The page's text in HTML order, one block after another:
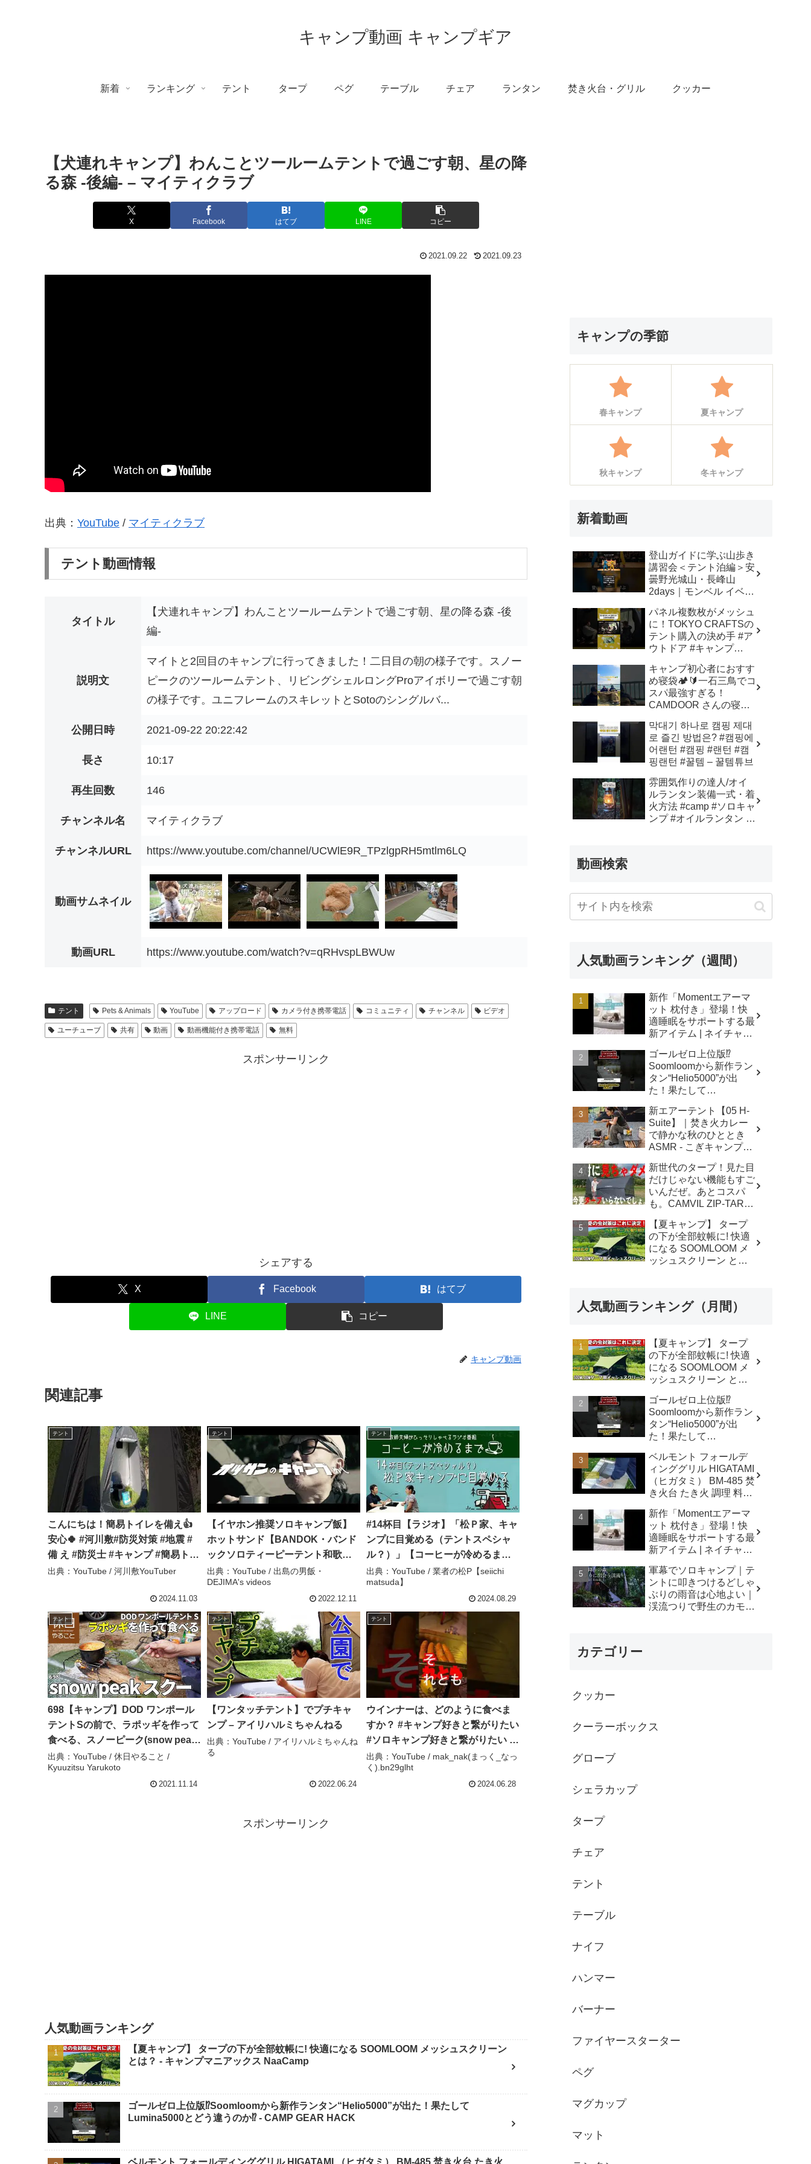
キャンプ動画 キャンプギア
新着 ランキング テント タープ ペグ テーブル チェア ランタン 焚き火台・グリル クッカー
【犬連れキャンプ】わんことツールームテントで過ごす朝、星の降
る森 -後編- – マイティクラブ
X Facebook はてブ LINE コピー
2021.09.22 2021.09.23
出典： YouTube / マイティクラブ
テント動画情報
タイトル
【犬連れキャンプ】わんことツールームテントで過ごす朝、星の降る森 -後
編-
説明文
マイトと2回目のキャンプに行ってきました！二日目の朝の様子です。スノー
ピークのツールームテント、リビングシェルロングProアイボリーで過ごす朝
の様子です。ユニフレームのスキレットとSotoのシングルバ...
公開日時 2021-09-22 20:22:42
長さ 10:17
再生回数 146
チャンネル名 マイティクラブ
チャンネルURL https://www.youtube.com/channel/UCWlE9R_TPzlgpRH5mtlm6LQ
動画サムネイル
動画URL https://www.youtube.com/watch?v=qRHvspLBWUw
テント Pets & Animals YouTube アップロード カメラ付き携帯電話 コミュニティ チャンネル ビデオ
ユーチューブ 共有 動画 動画機能付き携帯電話 無料
スポンサーリンク
シェアする
X Facebook はてブ
LINE コピー
キャンプ動画
関連記事
テント
こんにちは！簡易トイレを備え👍
安心🍀 #河川敷#防災対策 #地震 #
備 え #防災士 #キャンプ #簡易トイ
レ #仮設テント #非常用トイレ50回
出典：YouTube / 河川敷YouTuber
2024.11.03
テント
【イヤホン推奨ソロキャンプ飯】
ホットサンド【BANDOK・バンド
ックソロティーピーテント和歌
山】 – 出島の男飯・DEJIMA’s
videos
出典：YouTube / 出島の男飯・
DEJIMA's videos
2022.12.11
テント
#14杯目【ラジオ】「松Ｐ家、キャ
ンプに目覚める（テントスペシャ
ル？）」【コーヒーが冷めるま
で】 – 業者の松P【seiichi
matsuda】
出典：YouTube / 業者の松P【seiichi
matsuda】
2024.08.29
テント
698【キャンプ】DOD ワンポール
テントSの前で、ラポッギを作って
食べる、スノーピーク(snow peak)
スクーを使う – 休日やること /
Kyuuzitsu Yarukoto
出典：YouTube / 休日やること /
Kyuuzitsu Yarukoto
2021.11.14
テント
【ワンタッチテント】でプチキャ
ンプ – アイリハルミちゃんねる
出典：YouTube / アイリハルミちゃんね
る
2022.06.24
テント
ウインナーは、どのように食べま
すか？ #キャンプ好きと繋がりたい
#ソロキャンプ好きと繋がりたい #
ウインナー #キャンプあるある #焼
く #茹でる #蒸す #shorts #short –
出典：YouTube / mak_nak(まっく_なっ
く).bn29glht
2024.06.28
スポンサーリンク
人気動画ランキング
【夏キャンプ】 タープの下が全部蚊帳に! 快適になる SOOMLOOM メッシュスクリーン
とは？ - キャンプマニアックス NaaCamp
ゴールゼロ上位版⁉️Soomloomから新作ランタン“Helio5000”が出た！果たして
Lumina5000とどう違うのか⁉️ - CAMP GEAR HACK
キャンプの季節
春キャンプ 夏キャンプ
秋キャンプ 冬キャンプ
新着動画
登山ガイドに学ぶ山歩き
講習会＜テント泊編＞安
曇野光城山・長峰山
2days｜モンベル イベン
mont・bell イベント / ド
ライテック・GORE-
TEX クリーニング 武蔵
坊⭐︎山洗
パネル複数枚がメッシュ
に！TOKYO CRAFTSの
テント購入の決め手 #ア
ウトドア #キャンプ
ねる – タナちゃんねる
キャンプ初心者におすす
め寝袋🏕️🔰一石三鳥でコ
スパ最強すぎる！
CAMDOOR さんの寝袋
してね✔️#キャンプ #キ
ャンプ初心者 #寝袋 #キ
ャンプギア – おはる・ア
ウトドアな島暮らし女
막대기 하나로 캠핑 제대
로 즐긴 방법은? #캠핑에
어랜턴 #캠핑 #랜턴 #캠
핑랜턴 #꿀템 – 꿀템튜브
雰囲気作りの達人/オイ
ルランタン装備一式・着
火方法 #camp #ソロキャ
ンプ #オイルランタン #
動画検索
人気動画ランキング（週間）
新作「Momentエアーマ
ット 枕付き」登場！快
適睡眠をサポートする最
新アイテム | ネイチャー
チャンネル
ゴールゼロ上位版⁉️
Soomloomから新作ラン
タン“Helio5000”が出
た！果たして
のか⁉️ - CAMP GEAR
HACK
新エアーテント【05 H-
Suite】｜焚き火カレー
で静かな秋のひととき
ASMR - こぎキャンプ
新世代のタープ！見た目
だけじゃない機能もすご
いんだぜ。あとコスパ
も。CAMVIL ZIP-TARP
プ - TENT MONSTER
【夏キャンプ】 タープ
の下が全部蚊帳に! 快適
になる SOOMLOOM メ
ッシュスクリーン と
人気動画ランキング（月間）
【夏キャンプ】 タープ
の下が全部蚊帳に! 快適
になる SOOMLOOM メ
ッシュスクリーン と
クス NaaCamp
ゴールゼロ上位版⁉️
Soomloomから新作ラン
タン“Helio5000”が出
た！果たして
のか⁉️ - CAMP GEAR
HACK
ベルモント フォールデ
ィンググリル HIGATAMI
（ヒガタミ） BM-485 焚
き火台 たき火 調理 料理
sunwashopping
新作「Momentエアーマ
ット 枕付き」登場！快
適睡眠をサポートする最
新アイテム | ネイチャー
チャンネル
軍幕でソロキャンプ｜テ
ントに叩きつけるどしゃ
ぶりの雨音は心地よい｜
渓流つりで野生のカモシ
カテゴリー
クッカー
クーラーボックス
グローブ
シェラカップ
タープ
チェア
テント
テーブル
ナイフ
ハンマー
バーナー
ファイヤースターター
ペグ
マグカップ
マット